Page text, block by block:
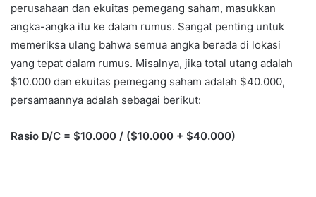
perusahaan dan ekuitas pemegang saham, masukkan
angka-angka itu ke dalam rumus. Sangat penting untuk
memeriksa ulang bahwa semua angka berada di lokasi
yang tepat dalam rumus. Misalnya, jika total utang adalah
$10.000 dan ekuitas pemegang saham adalah $40.000,
persamaannya adalah sebagai berikut:
Rasio D/C = $10.000 / ($10.000 + $40.000)